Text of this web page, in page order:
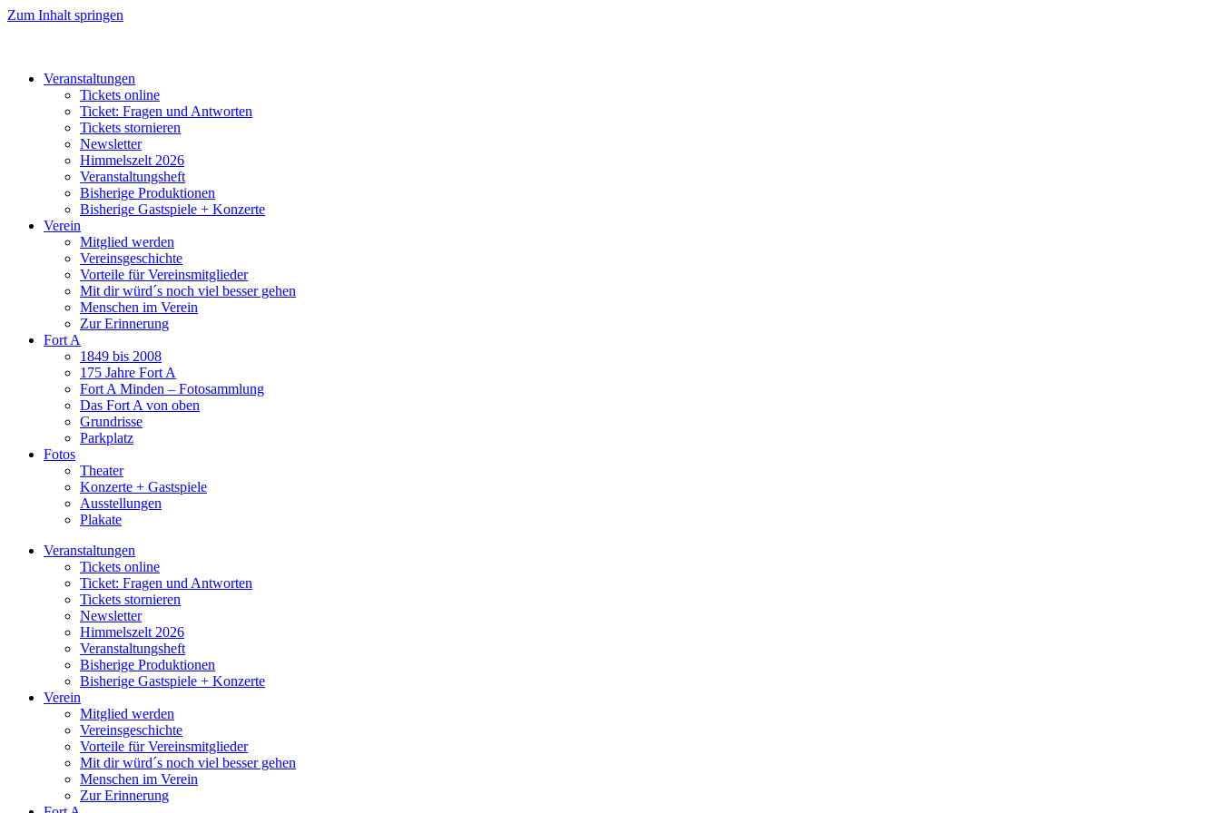
Zum Inhalt springen
Veranstaltungen
Tickets online
Ticket: Fragen und Antworten
Tickets stornieren
Newsletter
Himmelszelt 2026
Veranstaltungsheft
Bisherige Produktionen
Bisherige Gastspiele + Konzerte
Verein
Mitglied werden
Vereinsgeschichte
Vorteile für Vereinsmitglieder
Mit dir würd´s noch viel besser gehen
Menschen im Verein
Zur Erinnerung
Fort A
1849 bis 2008
175 Jahre Fort A
Fort A Minden – Fotosammlung
Das Fort A von oben
Grundrisse
Parkplatz
Fotos
Theater
Konzerte + Gastspiele
Ausstellungen
Plakate
Veranstaltungen
Tickets online
Ticket: Fragen und Antworten
Tickets stornieren
Newsletter
Himmelszelt 2026
Veranstaltungsheft
Bisherige Produktionen
Bisherige Gastspiele + Konzerte
Verein
Mitglied werden
Vereinsgeschichte
Vorteile für Vereinsmitglieder
Mit dir würd´s noch viel besser gehen
Menschen im Verein
Zur Erinnerung